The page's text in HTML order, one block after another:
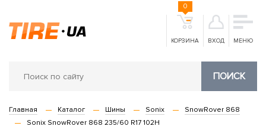
КОРЗИНА
0
ВХОД МЕНЮ
ПОИСК
Главная Каталог Шины Sonix
SnowRover 868
Sonix SnowRover 868 235/60 R17 102H